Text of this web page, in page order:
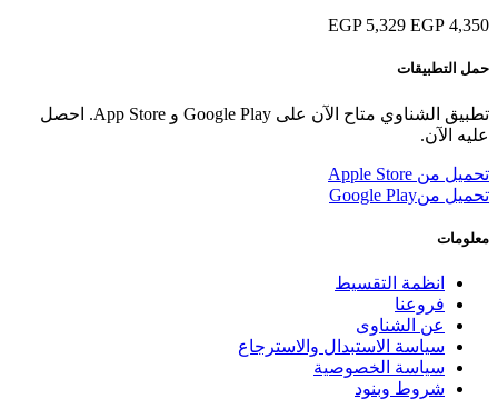
4,350 EGP
5,329 EGP
حمل التطبيقات
تطبيق الشناوي متاح الآن على Google Play و App Store. احصل
عليه الآن.
تحميل من Apple Store
تحميل منGoogle Play
معلومات
انظمة التقسيط
فروعنا
عن الشناوى
سياسة الاستبدال والاسترجاع
سياسة الخصوصية
شروط وبنود